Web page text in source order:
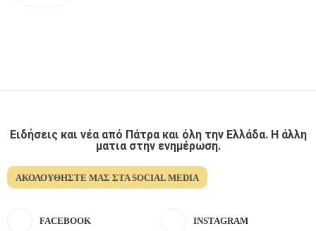
Ειδήσεις και νέα από Πάτρα και όλη την Ελλάδα. Η άλλη
ματια στην ενημέρωση.
ΑΚΟΛΟΥΘΉΣΤΕ ΜΑΣ ΣΤΑ SOCIAL MEDIA
FACEBOOK INSTAGRAM